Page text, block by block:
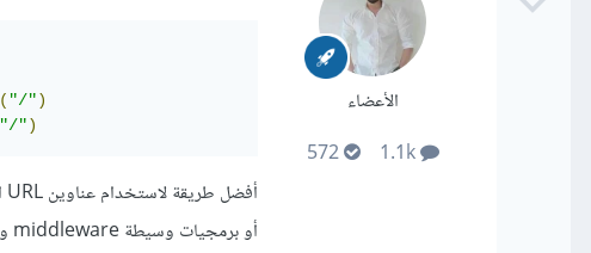
الأعضاء
1.1k
572
( "/")
"/")